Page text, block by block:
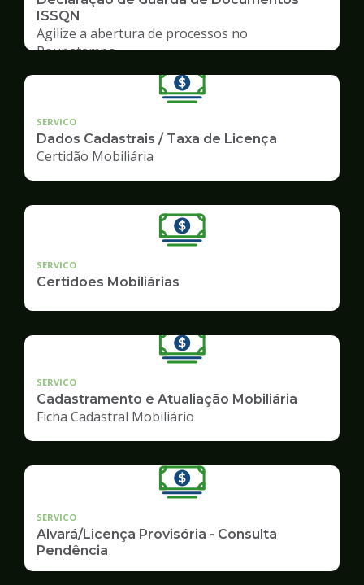
ISSQN
Agilize a abertura de processos no
Poupatempo
SERVICO
Dados Cadastrais / Taxa de Licença
Certidão Mobiliária
SERVICO
Certidões Mobiliárias
SERVICO
Cadastramento e Atualiação Mobiliária
Ficha Cadastral Mobiliário
SERVICO
Alvará/Licença Provisória - Consulta
Pendência